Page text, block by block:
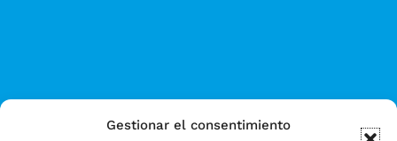
Gestionar el consentimiento